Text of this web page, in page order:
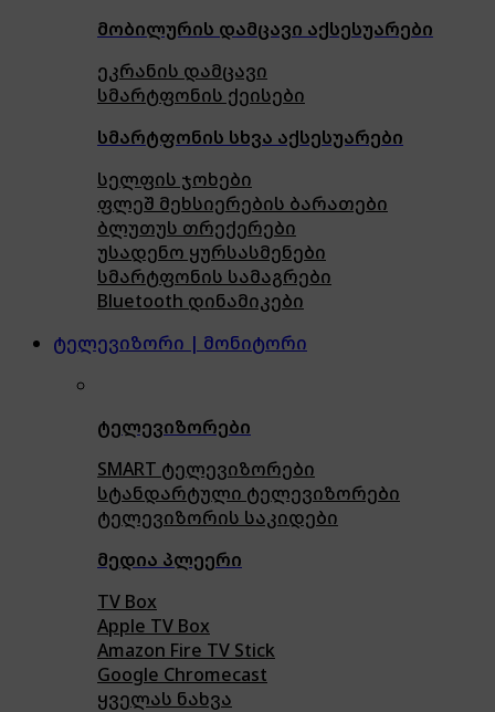
მობილურის დამცავი აქსესუარები
ეკრანის დამცავი
სმარტფონის ქეისები
სმარტფონის სხვა აქსესუარები
სელფის ჯოხები
ფლეშ მეხსიერების ბარათები
ბლუთუს თრექერები
უსადენო ყურსასმენები
სმარტფონის სამაგრები
Bluetooth დინამიკები
ტელევიზორი | მონიტორი
ტელევიზორები
SMART ტელევიზორები
სტანდარტული ტელევიზორები
ტელევიზორის საკიდები
მედია პლეერი
TV Box
Apple TV Box
Amazon Fire TV Stick
Google Chromecast
ყველას ნახვა